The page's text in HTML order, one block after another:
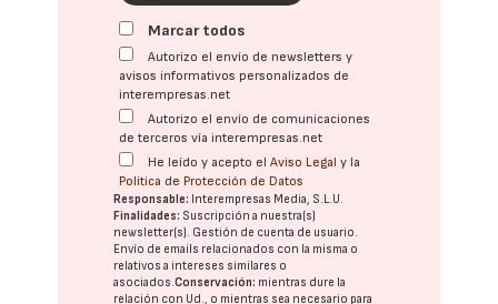
Marcar todos
Autorizo el envío de newsletters y
avisos informativos personalizados de
interempresas.net
Autorizo el envío de comunicaciones
de terceros vía interempresas.net
He leído y acepto elAviso Legal y la
Política de Protección de Datos
Responsable: Interempresas Media, S.L.U.
Finalidades: Suscripción a nuestra(s)
newsletter(s). Gestión de cuenta de usuario.
Envío de emails relacionados con la misma o
relativos a intereses similares o
asociados.Conservación: mientras dure la
relación con Ud., o mientras sea necesario para